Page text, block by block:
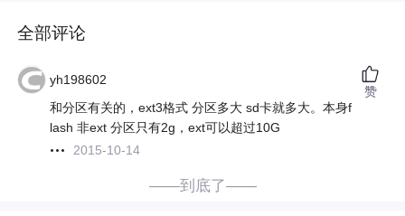
全部评论
yh198602
和分区有关的，ext3格式 分区多大 sd卡就多大。本身f
lash 非ext 分区只有2g，ext可以超过10G
2015-10-14
赞
——到底了——